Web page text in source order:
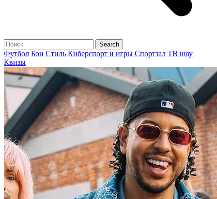
Футбол Бои Стиль Киберспорт и игры Спортзал ТВ шоу
Квизы